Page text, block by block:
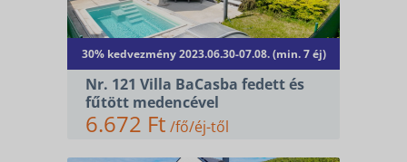
SZÁLLÁSOK
KERÉKPÁR ÉS E-BIKE
KAPCSOLAT
30% kedvezmény 2023.06.30-07.08. (min. 7 éj)
Nr. 121 Villa BaCasba fedett és
fűtött medencével
6.672 Ft /fő/éj-től